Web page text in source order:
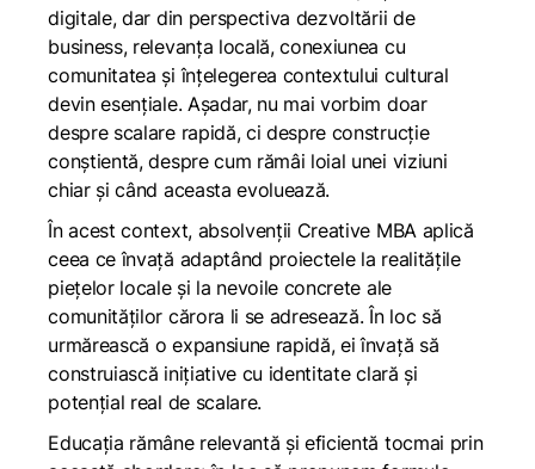
digitale, dar din perspectiva dezvoltării de
business, relevanța locală, conexiunea cu
comunitatea și înțelegerea contextului cultural
devin esențiale. Așadar, nu mai vorbim doar
despre scalare rapidă, ci despre construcție
conștientă, despre cum rămâi loial unei viziuni
chiar și când aceasta evoluează.
În acest context, absolvenții Creative MBA aplică
ceea ce învață adaptând proiectele la realitățile
piețelor locale și la nevoile concrete ale
comunităților cărora li se adresează. În loc să
urmărească o expansiune rapidă, ei învață să
construiască inițiative cu identitate clară și
potențial real de scalare.
Educația rămâne relevantă și eficientă tocmai prin